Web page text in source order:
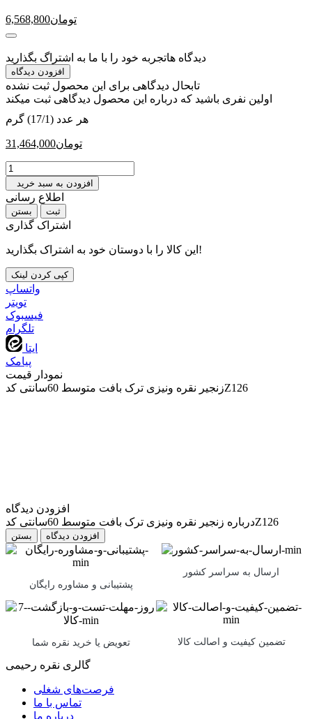
6,568,800تومان
دیدگاه هاتجربه خود را با ما به اشتراگ بگذارید
افزودن دیدگاه
تابحال دیدگاهی برای این محصول ثبت نشده
اولین نفری باشید که درباره این محصول دیدگاهی ثبت میکند
هر عدد (17/1) گرم
31,464,000تومان
افزودن به سبد خرید
اطلاع رسانی
بستن
اشتراک گذاری
این کالا را با دوستان خود به اشتراک بگذارید!
کپی کردن لینک
واتساپ
تويتر
فیسبوک
تلگرام
ایتا
پیامک
نمودار قیمت
زنجیر نقره ونیزی ترک بافت متوسط 60سانتی کدZ126
افزودن دیدگاه
درباره زنجیر نقره ونیزی ترک بافت متوسط 60سانتی کدZ126
بستن
پشتیبانی و مشاوره رایگان
ارسال به سراسر کشور
تعویض یا خرید نقره شما تضمین کیفیت و اصالت کالا
گالری نقره رحیمی
فرصت‌های شغلی
تماس با ما
درباره ما